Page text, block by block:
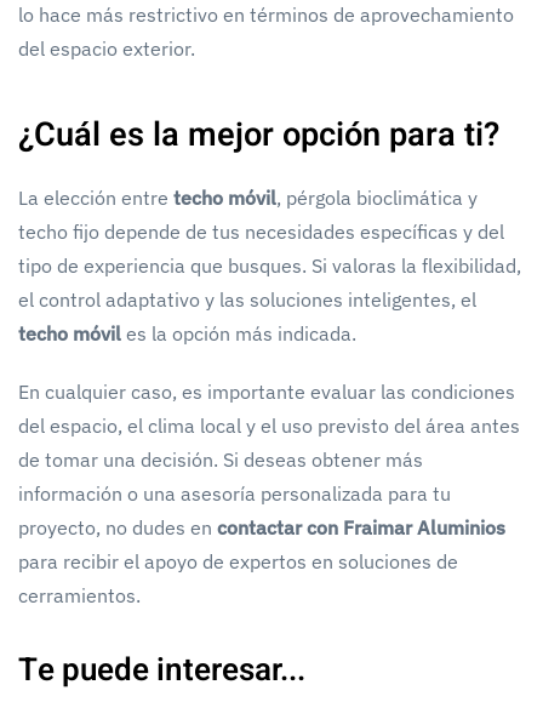
lo hace más restrictivo en términos de aprovechamiento
del espacio exterior.
¿Cuál es la mejor opción para ti?
La elección entre techo móvil, pérgola bioclimática y
techo fijo depende de tus necesidades específicas y del
tipo de experiencia que busques. Si valoras la flexibilidad,
el control adaptativo y las soluciones inteligentes, el
techo móvil es la opción más indicada.
En cualquier caso, es importante evaluar las condiciones
del espacio, el clima local y el uso previsto del área antes
de tomar una decisión. Si deseas obtener más
información o una asesoría personalizada para tu
proyecto, no dudes en contactar con Fraimar Aluminios
para recibir el apoyo de expertos en soluciones de
cerramientos.
Te puede interesar...